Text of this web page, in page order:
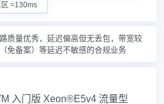
≈130ms
质量优秀，延迟偏高但无丢包，带宽较
免备案）等延迟不敏感的合规业务
入门版 Xeon®E5v4 流量型